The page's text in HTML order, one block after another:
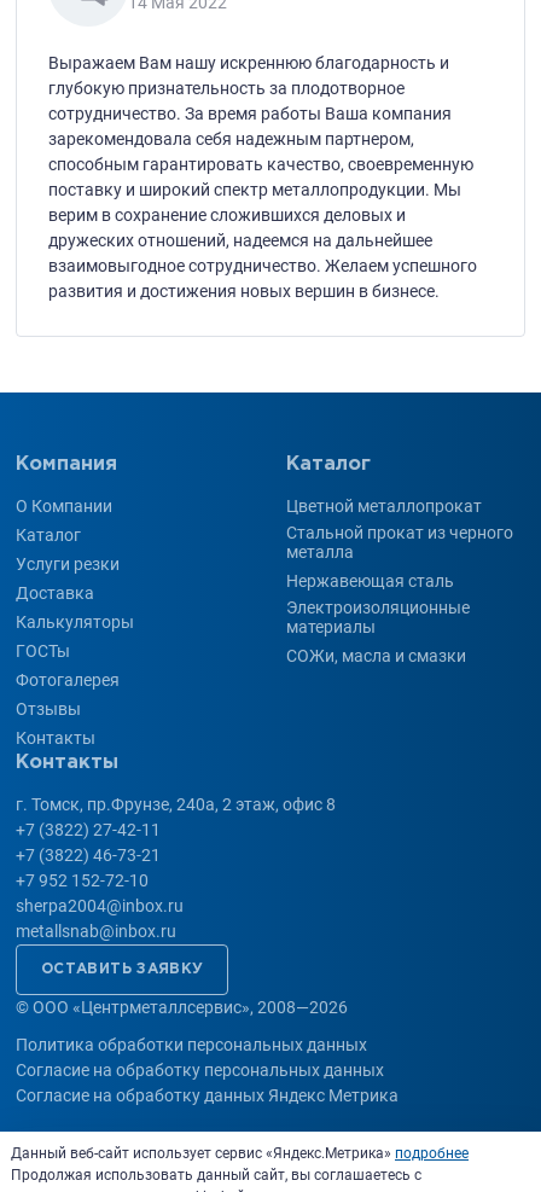
Выражаем Вам нашу искреннюю благодарность и
глубокую признательность за плодотворное
сотрудничество. За время работы Ваша компания
зарекомендовала себя надежным партнером,
способным гарантировать качество, своевременную
поставку и широкий спектр металлопродукции. Мы
верим в сохранение сложившихся деловых и
дружеских отношений, надеемся на дальнейшее
взаимовыгодное сотрудничество. Желаем успешного
развития и достижения новых вершин в бизнесе.
©ООО «Центрметаллсервис», 2008—2026
Политика обработки персональных данных
Согласие на обработку персональных данных
Согласие на обработку данных Яндекс Метрика
ОСТАВИТЬ ЗАЯВКУ
Разработка сайта —
Контакты
г. Томск, пр.Фрунзе, 240а, 2 этаж, офис 8
+7 (3822) 27-42-11
+7 (3822) 46-73-21
+7 952 152-72-10
sherpa2004@inbox.ru
metallsnab@inbox.ru
Компания
О Компании
Каталог
Услуги резки
Доставка
Калькуляторы
ГОСТы
Фотогалерея
Отзывы
Контакты
Каталог
Цветной металлопрокат
Стальной прокат из черного
металла
Нержавеющая сталь
Электроизоляционные
материалы
СОЖи, масла и смазки
Данный веб-сайт использует сервис «Яндекс.Метрика» подробнее
Продолжая использовать данный сайт, вы соглашаетесь с